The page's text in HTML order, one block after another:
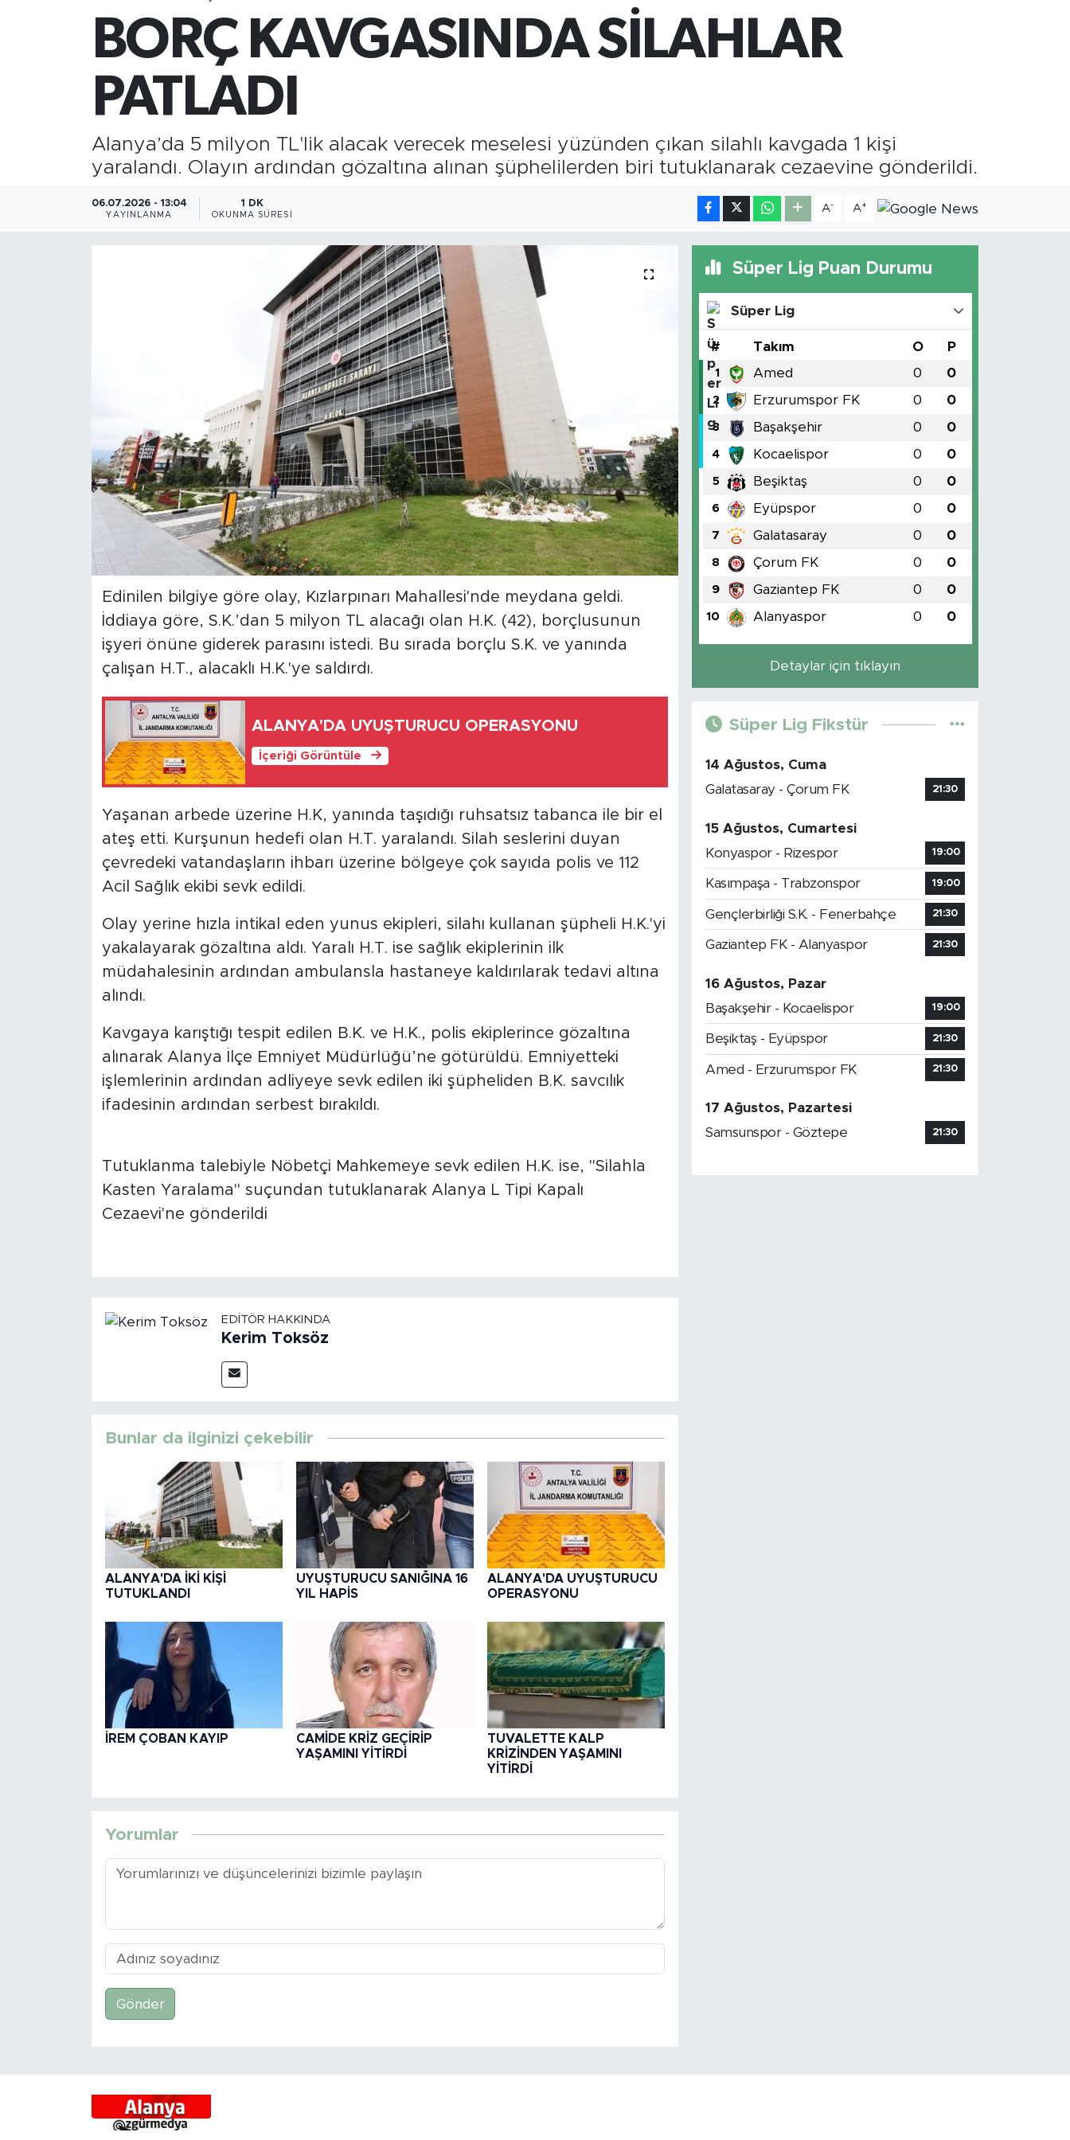
6660.55
BİST100
13.779
%-14
BORÇ KAVGASINDA SİLAHLAR
PATLADI
Alanya’da 5 milyon TL'lik alacak verecek meselesi yüzünden çıkan silahlı kavgada 1 kişi
yaralandı. Olayın ardından gözaltına alınan şüphelilerden biri tutuklanarak cezaevine gönderildi.
06.07.2026 - 13:04
YAYINLANMA
1 DK
OKUNMA SÜRESI
A- A+
Edinilen bilgiye göre olay, Kızlarpınarı Mahallesi'nde meydana geldi.
İddiaya göre, S.K.’dan 5 milyon TL alacağı olan H.K. (42), borçlusunun
işyeri önüne giderek parasını istedi. Bu sırada borçlu S.K. ve yanında
çalışan H.T., alacaklı H.K.'ye saldırdı.
ALANYA'DA UYUŞTURUCU OPERASYONU
İçeriği Görüntüle
Yaşanan arbede üzerine H.K, yanında taşıdığı ruhsatsız tabanca ile bir el
ateş etti. Kurşunun hedefi olan H.T. yaralandı. Silah seslerini duyan
çevredeki vatandaşların ihbarı üzerine bölgeye çok sayıda polis ve 112
Acil Sağlık ekibi sevk edildi.
Olay yerine hızla intikal eden yunus ekipleri, silahı kullanan şüpheli H.K.'yi
yakalayarak gözaltına aldı. Yaralı H.T. ise sağlık ekiplerinin ilk
müdahalesinin ardından ambulansla hastaneye kaldırılarak tedavi altına
alındı.
Kavgaya karıştığı tespit edilen B.K. ve H.K., polis ekiplerince gözaltına
alınarak Alanya İlçe Emniyet Müdürlüğü’ne götürüldü. Emniyetteki
işlemlerinin ardından adliyeye sevk edilen iki şüpheliden B.K. savcılık
ifadesinin ardından serbest bırakıldı.
Tutuklanma talebiyle Nöbetçi Mahkemeye sevk edilen H.K. ise, "Silahla
Kasten Yaralama" suçundan tutuklanarak Alanya L Tipi Kapalı
Cezaevi'ne gönderildi
EDITÖR HAKKINDA
Kerim Toksöz
Bunlar da ilginizi çekebilir
ALANYA'DA İKİ KİŞİ
TUTUKLANDI
UYUŞTURUCU SANIĞINA 16
YIL HAPİS
ALANYA'DA UYUŞTURUCU
OPERASYONU
İREM ÇOBAN KAYIP
CAMİDE KRİZ GEÇİRİP
YAŞAMINI YİTİRDİ
TUVALETTE KALP
KRİZİNDEN YAŞAMINI
YİTİRDİ
Yorumlar
Gönder
Süper Lig Puan Durumu
Süper Lig
# Takım O P
1 Amed 0 0
2 Erzurumspor FK 0 0
3 Başakşehir 0 0
4 Kocaelispor 0 0
5 Beşiktaş 0 0
6 Eyüpspor 0 0
7 Galatasaray 0 0
8 Çorum FK 0 0
9 Gaziantep FK 0 0
10 Alanyaspor 0 0
Detaylar için tıklayın
Süper Lig Fikstür
14 Ağustos, Cuma
Galatasaray - Çorum FK
21:30
15 Ağustos, Cumartesi
Konyaspor - Rizespor
19:00
Kasımpaşa - Trabzonspor 19:00
Gençlerbirliği S.K. - Fenerbahçe 21:30
Gaziantep FK - Alanyaspor 21:30
16 Ağustos, Pazar
Başakşehir - Kocaelispor
19:00
Beşiktaş - Eyüpspor 21:30
Amed - Erzurumspor FK 21:30
17 Ağustos, Pazartesi
Samsunspor - Göztepe
21:30
Gazipaşa
İnşaat-Emlak